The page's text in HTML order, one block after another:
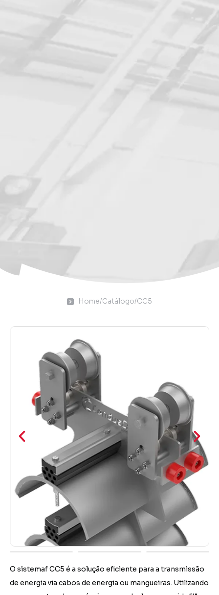
Home/Catálogo/CC5
O sistemaf CC5 é a solução eficiente para a transmissão
de energia via cabos de energia ou mangueiras. Utilizando